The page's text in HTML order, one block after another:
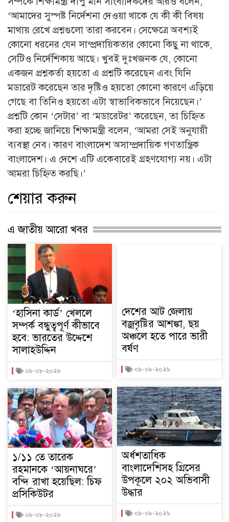
‘আমাদের সুস্পষ্ট নির্দেশনা দেওয়া থাকে যে কী কী বিষয়
মাথায় রেখে প্রশ্নগুলো তারা করবেন। সেক্ষেত্রে অবশ্যই
কোনো ধরনের যেন সাম্প্রদায়িকতার কোনো কিছু না থাকে,
সেটিও নির্দেশিকায় আছে। খুবই দুঃখজনক যে, কোনো
একজন প্রশ্নকর্তা হয়তো এ প্রশ্নটি করেছেন এবং যিনি
মডারেট করেছেন তার দৃষ্টিও হয়তো কোনো কারণে এড়িয়ে
গেছে বা তিনিও হয়তো এটা স্বাভাবিকভাবে নিয়েছেন।’
প্রশ্নটি কোন ‘সেটার’ বা ‘মডারেটর’ করেছেন, তা চিহ্নিত
করা হচ্ছে জানিয়ে শিক্ষামন্ত্রী বলেন, ‘আমরা সেই অনুযায়ী
ব্যবস্থা নেব। কারণ বাংলাদেশ অসাম্প্রদায়িক গণতান্ত্রিক
বাংলাদেশ। এ দেশে এটি একেবারেই গ্রহণযোগ্য নয়। এটা
আমরা চিহ্নিত করছি।’
শেয়ার করুন
এ জাতীয় আরো খবর
‘হাসিনা কার্ড’ খেললে
সম্পর্ক বন্ধুত্বপূর্ণ কীভাবে
হবে: ভারতের উদ্দেশে
সালাহউদ্দিন
০৮-০৮-২০২৬
১/১১ তে তারেক
রহমানকে ‘আয়নাঘরে’
বন্দি রাখা হয়েছিল: চিফ
প্রসিকিউটর
০৮-০৮-২০২৬
দেশের আট জেলায়
বজ্রবৃষ্টির আশঙ্কা, ছয়
অঞ্চলে হতে পারে ভারী
বর্ষণ
০৮-০৮-২০২৬
অর্ধশতাধিক
বাংলাদেশিসহ গ্রিসের
উপকূলে ২০২ অভিবাসী
উদ্ধার
০৮-০৮-২০২৬